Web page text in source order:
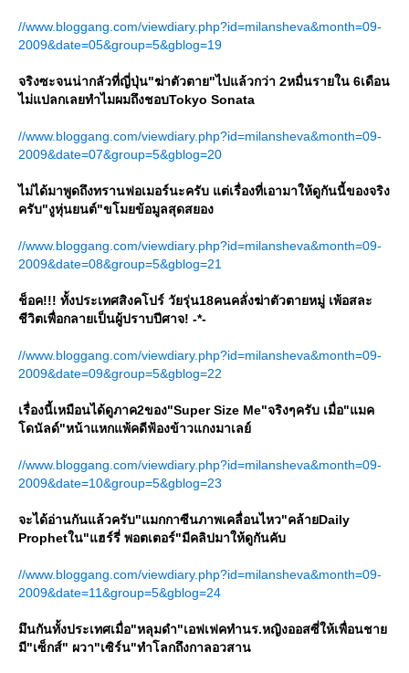
//www.bloggang.com/viewdiary.php?id=milansheva&month=09-
2009&date=05&group=5&gblog=19
จริงซะจนน่ากลัวที่ญี่ปุ่น"ฆ่าตัวตาย"ไปแล้วกว่า 2หมื่นรายใน 6เดือน
ไม่แปลกเลยทำไมผมถึงชอบTokyo Sonata
//www.bloggang.com/viewdiary.php?id=milansheva&month=09-
2009&date=07&group=5&gblog=20
ไม่ได้มาพูดถึงทรานฟอเมอร์นะครับ แต่เรื่องที่เอามาให้ดูกันนี้ของจริง
ครับ"งูหุ่นยนต์"ขโมยข้อมูลสุดสยอง
//www.bloggang.com/viewdiary.php?id=milansheva&month=09-
2009&date=08&group=5&gblog=21
ช็อค!!! ทั้งประเทศสิงคโปร์ วัยรุ่น18คนคลั่งฆ่าตัวตายหมู่ เพ้อสละ
ชีวิตเพื่อกลายเป็นผู้ปราบปีศาจ! -*-
//www.bloggang.com/viewdiary.php?id=milansheva&month=09-
2009&date=09&group=5&gblog=22
เรื่องนี้เหมือนได้ดูภาค2ของ"Super Size Me"จริงๆครับ เมื่อ"แมค
ดนัลด์"หน้าแหกแพ้คดีฟ้องข้าวแกงมาเลย์
//www.bloggang.com/viewdiary.php?id=milansheva&month=09-
2009&date=10&group=5&gblog=23
จะได้อ่านกันแล้วครับ"แมกกาซีนภาพเคลื่อนไหว"คล้ายDaily
Prophetใน"แฮร์รี่ พอตเตอร์"มีคลิปมาให้ดูกันคับ
//www.bloggang.com/viewdiary.php?id=milansheva&month=09-
2009&date=11&group=5&gblog=24
มึนกันทั้งประเทศเมื่อ"หลุมดำ"เอฟเฟคทำนร.หญิงออสซี่ให้เพื่อนชา
มี"เซ็กส์" ผวา"เซิร์น"ทำโลกถึงกาลอวสาน